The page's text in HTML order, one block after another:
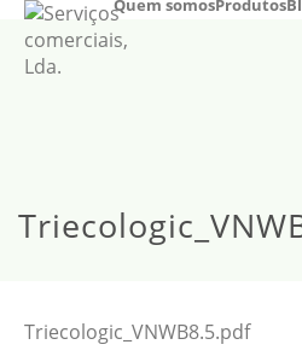
Quem somosProdutos
Triecologic_VNWB8.5.pdf